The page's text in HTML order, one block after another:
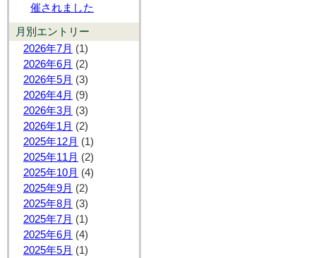
催されました
月別エントリー
2026年7月 (1)
2026年6月 (2)
2026年5月 (3)
2026年4月 (9)
2026年3月 (3)
2026年1月 (2)
2025年12月 (1)
2025年11月 (2)
2025年10月 (4)
2025年9月 (2)
2025年8月 (3)
2025年7月 (1)
2025年6月 (4)
2025年5月 (1)